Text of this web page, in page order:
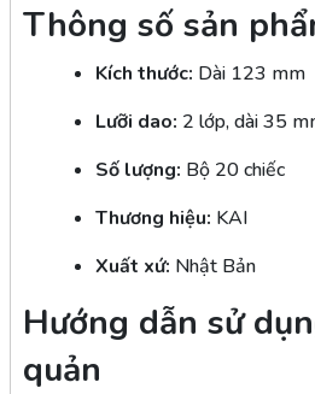
Thông số sản
Kích thước: Dài 123 mm
Lưỡi dao: 2 lớp, dài 35
Số lượng: Bộ 20 chiếc
Thương hiệu: KAI
Xuất xứ: Nhật Bản
Hướng dẫn sử
quản